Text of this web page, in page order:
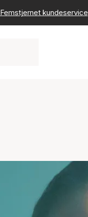
Femstjernet kundeservice